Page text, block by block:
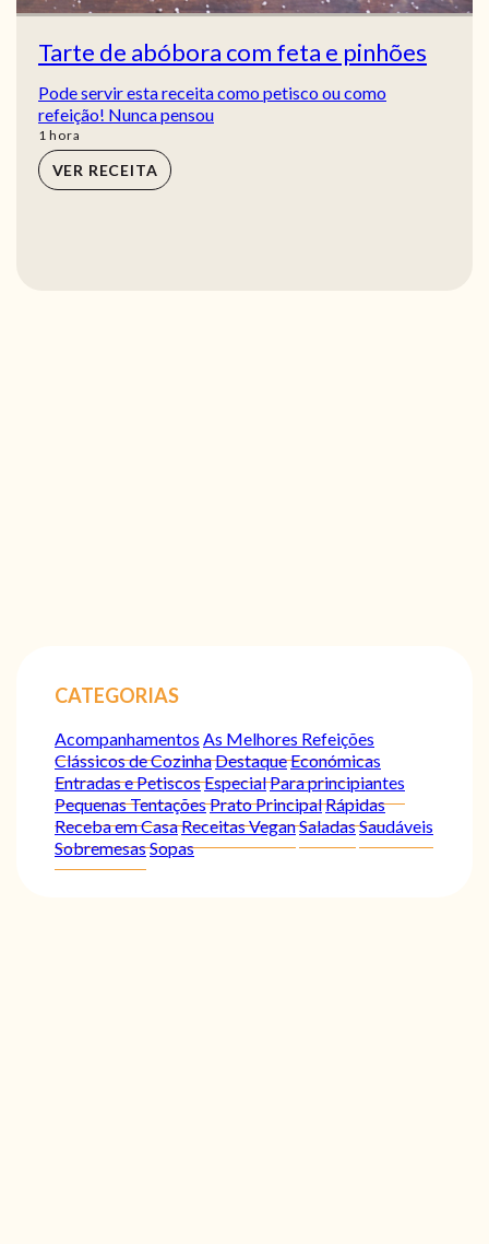
Tarte de abóbora com feta e pinhões
Pode servir esta receita como petisco ou como
refeição! Nunca pensou
1 hora
hora
VER RECEITA
CATEGORIAS
Acompanhamentos As Melhores Refeições
Clássicos de CozinhaDestaqueEconómicas
Entradas e PetiscosEspecialPara principiantes
Pequenas TentaçõesPrato PrincipalRápidas
Receba em CasaReceitas VeganSaladasSaudáveis
SobremesasSopas